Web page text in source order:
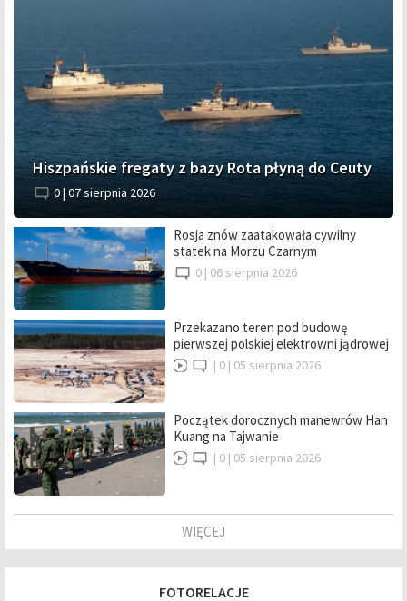
Hiszpańskie fregaty z bazy Rota płyną do Ceuty
0 | 07 sierpnia 2026
Rosja znów zaatakowała cywilny
statek na Morzu Czarnym
0 | 06 sierpnia 2026
Przekazano teren pod budowę
pierwszej polskiej elektrowni jądrowej
| 0 | 05 sierpnia 2026
Początek dorocznych manewrów Han
Kuang na Tajwanie
| 0 | 05 sierpnia 2026
WIĘCEJ
FOTORELACJE